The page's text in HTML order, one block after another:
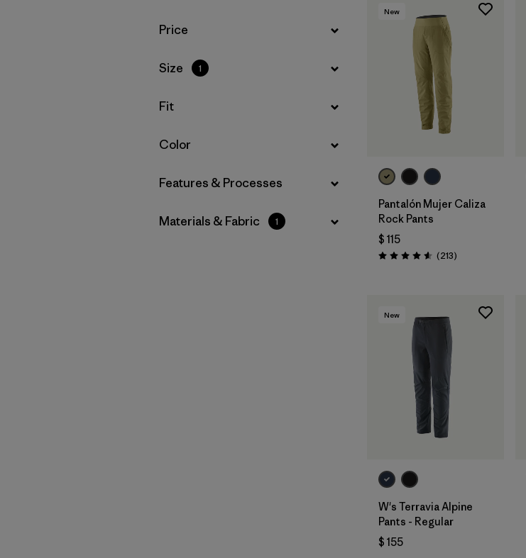
Filtrar por
Price
Filtrar por
Size 1
Filtrar por
Fit
Filtrar por
Color
Filtrar por
Features & Processes
Filtrar por
Materials & Fabric 1
New
Pantalón Mujer Caliza
Rock Pants
$ 115
Valoración: 4.6 / 5
(213Comentarios
)
New
W's Terravia Alpine
Pants - Regular
$ 155